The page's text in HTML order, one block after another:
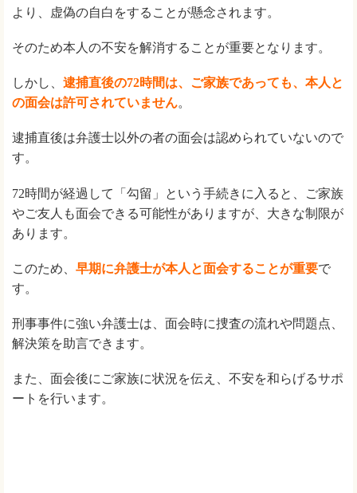
より、虚偽の自白をすることが懸念されます。
そのため本人の不安を解消することが重要となります。
しかし、 逮捕直後の72時間は、ご家族であっても、本人と
の面会は許可されていません。
逮捕直後は弁護士以外の者の面会は認められていないので
す。
72時間が経過して「勾留」という手続きに入ると、ご家族
やご友人も面会できる可能性がありますが、大きな制限が
あります。
このため、 早期に弁護士が本人と面会することが重要で
す。
刑事事件に強い弁護士は、面会時に捜査の流れや問題点、
解決策を助言できます。
また、面会後にご家族に状況を伝え、不安を和らげるサポ
ートを行います。